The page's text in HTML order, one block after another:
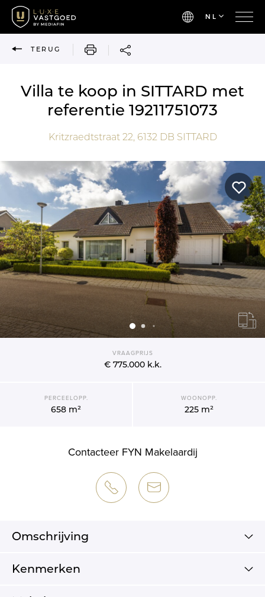
NL
TERUG AFDRUKKEN
Villa te koop in SITTARD met
referentie 19211751073
Kritzraedtstraat 22, 6132 DB SITTARD
VRAAGPRIJS
€ 775.000k.k.
PERCEELOPP.
658 m²
WOONOPP.
225 m²
Contacteer FYN Makelaardij
Omschrijving
Kenmerken